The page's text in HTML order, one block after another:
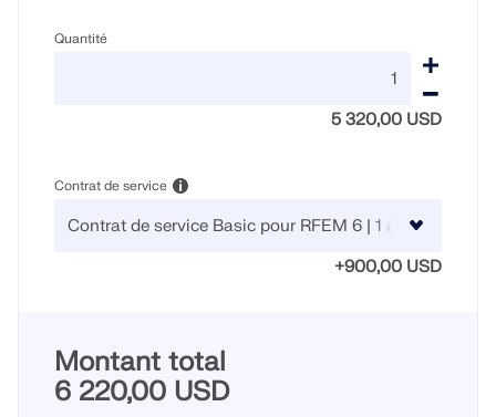
Versions précédentes
Quantité
5 320,00 USD
Contrat de service
+900,00 USD
Montant total
6 220,00 USD